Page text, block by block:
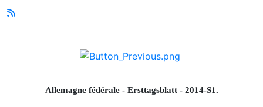
Allemagne fédérale - Ersttagsblatt - 2014-S1.